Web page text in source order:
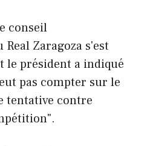
conseil
Zaragoza s'est
le président a indiqué
pas compter sur le
tentative contre